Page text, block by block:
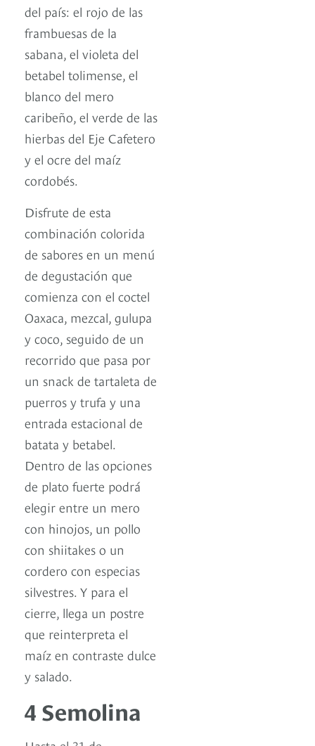
del país: el rojo de las
frambuesas de la
sabana, el violeta del
betabel tolimense, el
blanco del mero
caribeño, el verde de las
hierbas del Eje Cafetero
y el ocre del maíz
cordobés.
Disfrute de esta
combinación colorida
de sabores en un menú
de degustación que
comienza con el coctel
Oaxaca, mezcal, gulupa
y coco, seguido de un
recorrido que pasa por
un snack de tartaleta de
puerros y trufa y una
entrada estacional de
batata y betabel.
Dentro de las opciones
de plato fuerte podrá
elegir entre un mero
con hinojos, un pollo
con shiitakes o un
cordero con especias
silvestres. Y para el
cierre, llega un postre
que reinterpreta el
maíz en contraste dulce
y salado.
4 Semolina